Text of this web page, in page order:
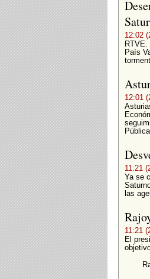
12:02
RTVE.
País
12:01
11:21
Ya se
las
11:21
El